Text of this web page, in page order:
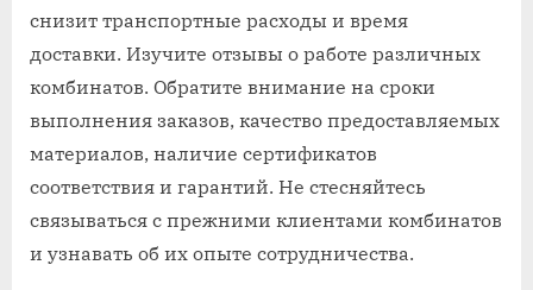
снизит транспортные расходы и время
доставки. Изучите отзывы о работе различных
комбинатов. Обратите внимание на сроки
выполнения заказов, качество предоставляемых
материалов, наличие сертификатов
соответствия и гарантий. Не стесняйтесь
связываться с прежними клиентами комбинатов
и узнавать об их опыте сотрудничества.